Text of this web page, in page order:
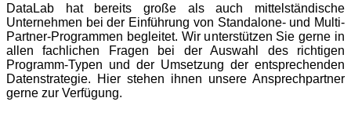
DataLab hat bereits große als auch mittelständische
Unternehmen bei der Einführung von Standalone- und Multi-
Partner-Programmen begleitet. Wir unterstützen Sie gerne in
allen fachlichen Fragen bei der Auswahl des richtigen
Programm-Typen und der Umsetzung der entsprechenden
Datenstrategie. Hier stehen ihnen unsere Ansprechpartner
gerne zur Verfügung.